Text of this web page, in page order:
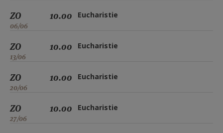
ZO
06/06
10.00 Eucharistie
ZO
13/06
10.00 Eucharistie
ZO
20/06
10.00 Eucharistie
ZO
27/06
10.00 Eucharistie